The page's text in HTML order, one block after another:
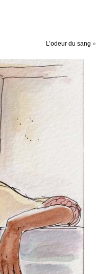
L’odeur du sang »